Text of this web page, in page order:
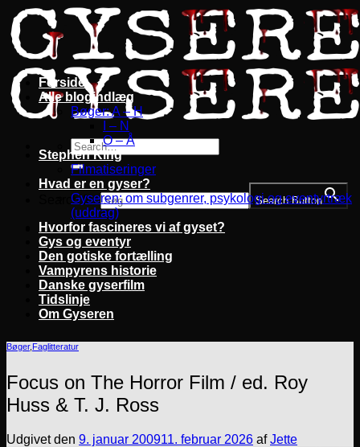
Fortsæt
til
indhold
Search for: Search Button
Forside
Alle blogindlæg
Bøger: A – H
I – N
O – Å
Stephen King
Filmatiseringer
Hvad er en gyser?
Gyseren: om subgenrer, psykologi og eventyrtræk
(uddrag)
Hvorfor fascineres vi af gyset?
Gys og eventyr
Den gotiske fortælling
Vampyrens historie
Danske gyserfilm
Tidslinje
Om Gyseren
Bøger, Faglitteratur
Focus on The Horror Film / ed. Roy
Huss & T. J. Ross
Udgivet den 9. januar 200911. februar 2026 afJette